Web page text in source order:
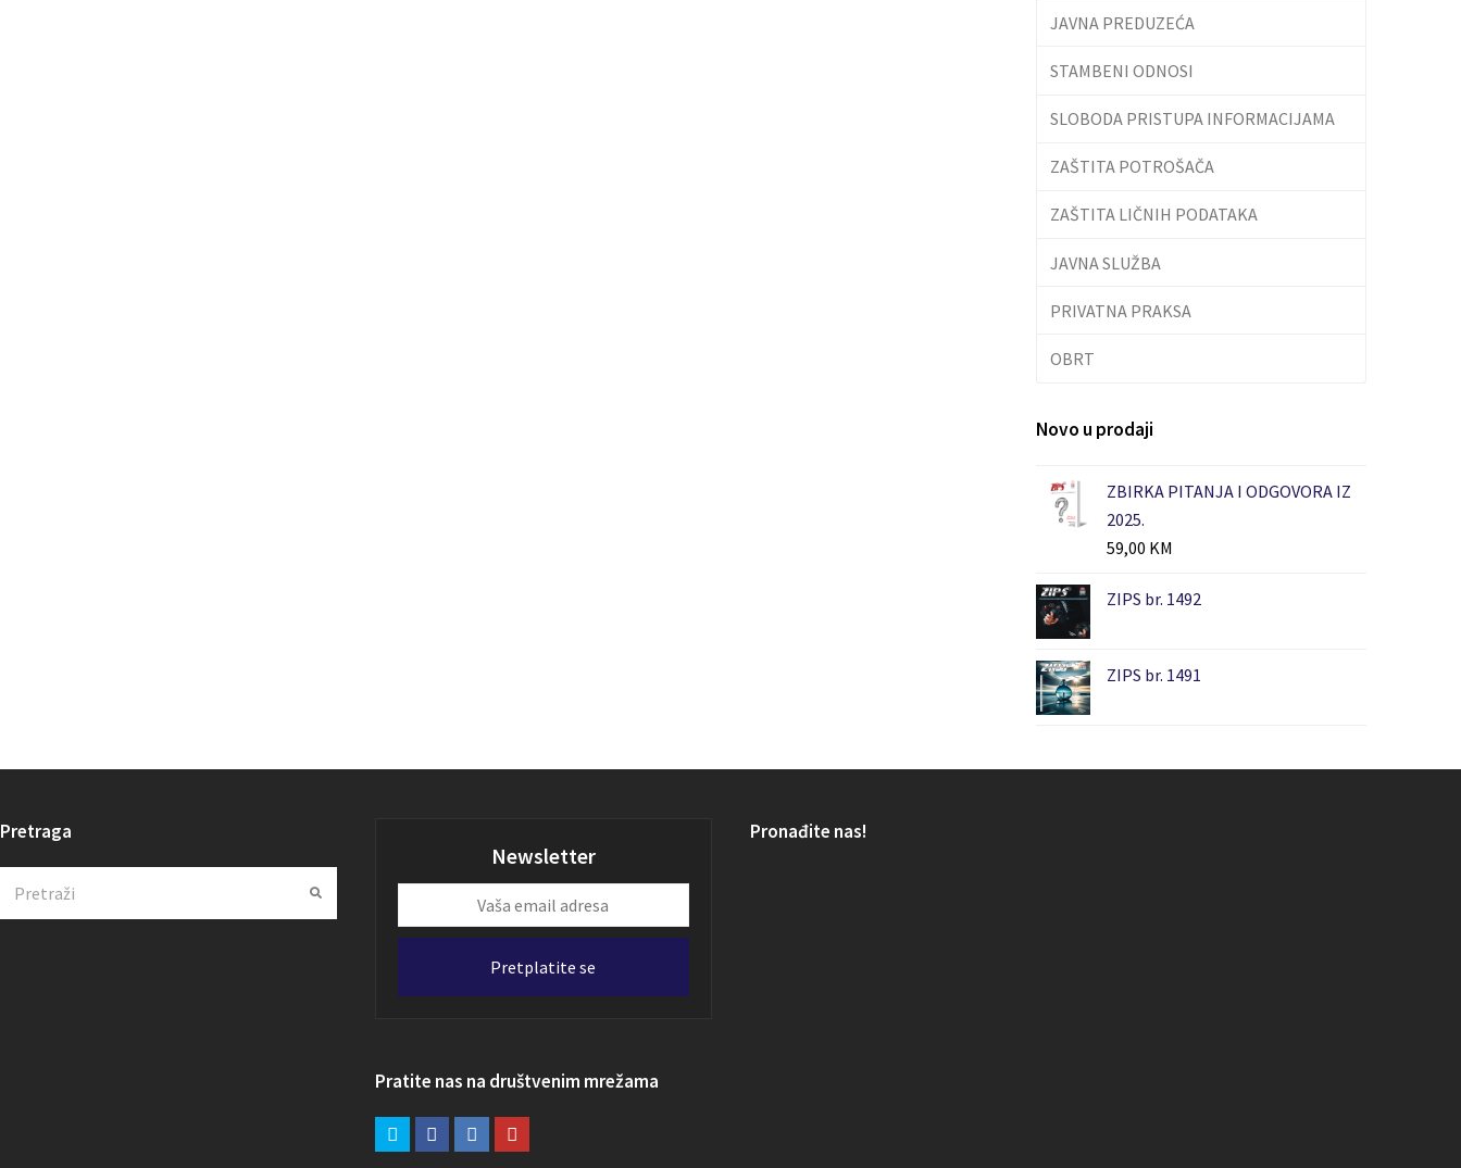
JAVNA PREDUZEĆA
STAMBENI ODNOSI
SLOBODA PRISTUPA INFORMACIJAMA
ZAŠTITA POTROŠAČA
ZAŠTITA LIČNIH PODATAKA
JAVNA SLUŽBA
PRIVATNA PRAKSA
OBRT
Novo u prodaji
ZBIRKA PITANJA I ODGOVORA IZ
2025.
59,00 KM
ZIPS br. 1492
ZIPS br. 1491
Pretraga
Submit
Newsletter
email
Pretplatite se
Pratite nas na društvenim mrežama
Pronađite nas!